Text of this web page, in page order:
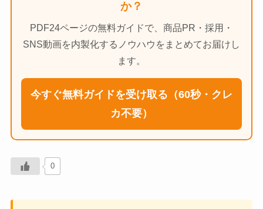
か？
PDF24ページの無料ガイドで、商品PR・採用・
SNS動画を内製化するノウハウをまとめてお届けし
ます。
今すぐ無料ガイドを受け取る（60秒・クレ
カ不要）
0